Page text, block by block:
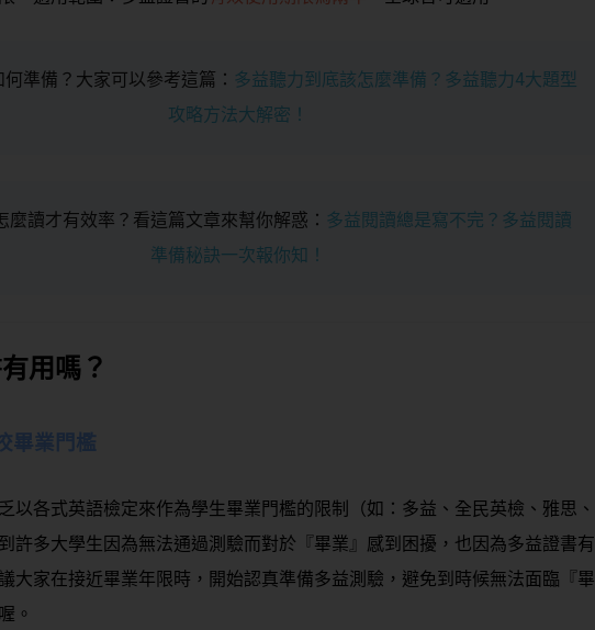
準備？大家可以參考這篇： 多益聽力到底該怎麼準備？多益聽力4大題型
攻略方法大解密！
麼讀才有效率？看這篇文章來幫你解惑： 多益閱讀總是寫不完？多益閱讀
準備秘訣一次報你知！
用嗎？
畢業門檻
以各式英語檢定來作為學生畢業門檻的限制（如：多益、全民英檢、雅思、
許多大學生因為無法通過測驗而對於『畢業』感到困擾，也因為多益證書有
大家在接近畢業年限時，開始認真準備多益測驗，避免到時候無法面臨『畢
。